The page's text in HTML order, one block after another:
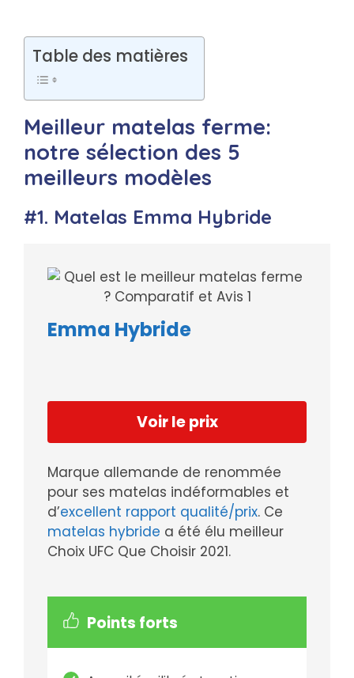
Table des matières
Meilleur matelas ferme:
notre sélection des 5
meilleurs modèles
#1. Matelas Emma Hybride
Emma Hybride
Voir le prix
Marque allemande de renommée
pour ses matelas indéformables et
d’excellent rapport qualité/prix. Ce
matelas hybride a été élu meilleur
Choix UFC Que Choisir 2021.
Points forts